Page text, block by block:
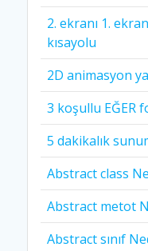
2. ekranı 1.
kısayolu
2D animasyon
3 koşullu EĞER
5 dakikalık
Abstract class
Abstract metot
Abstract sınıf